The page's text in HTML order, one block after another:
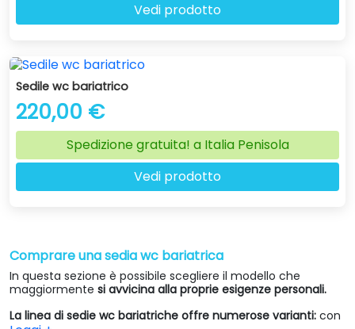
Vedi prodotto
Sedile wc bariatrico
220,00 €
Spedizione gratuita! a Italia Penisola
Vedi prodotto
Comprare una sedia wc bariatrica
In questa sezione è possibile scegliere il modello che
maggiormente si avvicina alla proprie esigenze personali.
La linea di sedie wc bariatriche offre numerose varianti: con